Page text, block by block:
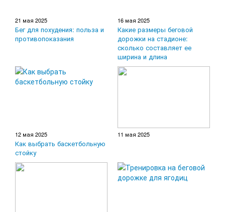
21 мая 2025
Бег для похудения: польза и
противопоказания
16 мая 2025
Какие размеры беговой
дорожки на стадионе:
сколько составляет ее
ширина и длина
12 мая 2025
Как выбрать баскетбольную
стойку
11 мая 2025